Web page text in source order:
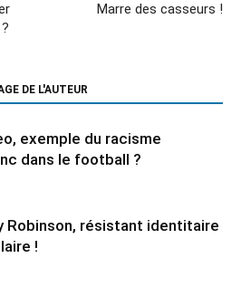
Marre des casseurs !
DE L'AUTEUR
exemple du racisme
dans le football ?
Robinson, résistant identitaire
!